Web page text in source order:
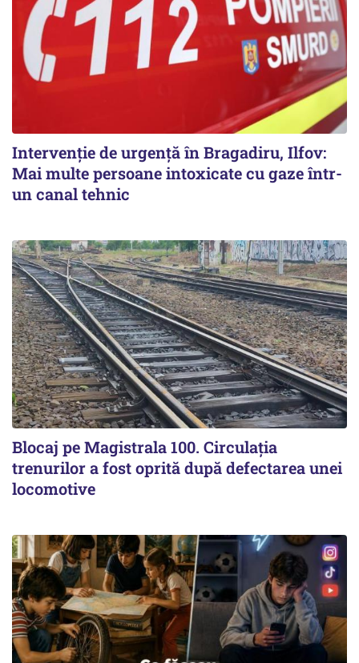
Intervenție de urgență în Bragadiru, Ilfov:
Mai multe persoane intoxicate cu gaze într-
un canal tehnic
Blocaj pe Magistrala 100. Circulația
trenurilor a fost oprită după defectarea unei
locomotive